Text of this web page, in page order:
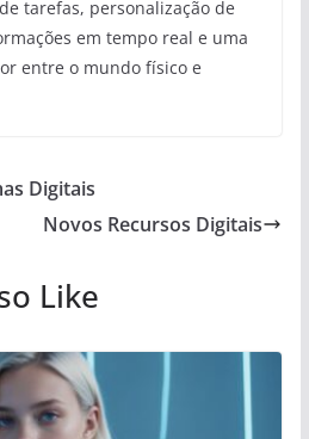
tarefas, personalização de
em tempo real e uma
entre o mundo físico e
Digitais
Novos Recursos Digitais
Like